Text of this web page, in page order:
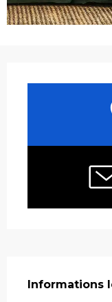
Informations
Informations